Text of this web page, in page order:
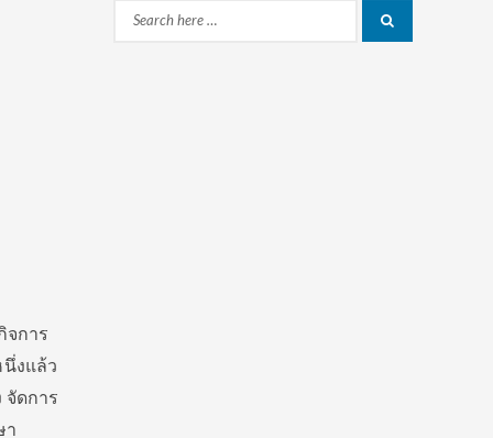
จการ
งแล้ว
ดการ
า
Search